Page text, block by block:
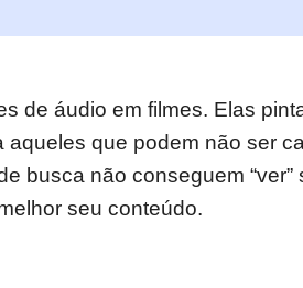
de áudio em filmes. Elas
que podem não ser
busca não conseguem “ver”
seu conteúdo.